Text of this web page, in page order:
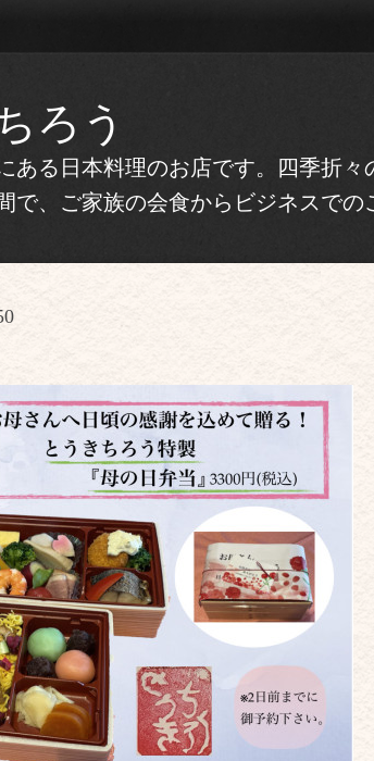
ろう
ある日本料理のお店です。四季折
、ご家族の会食からビジネスでの